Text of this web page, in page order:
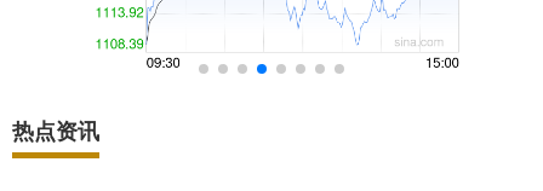
热点资讯